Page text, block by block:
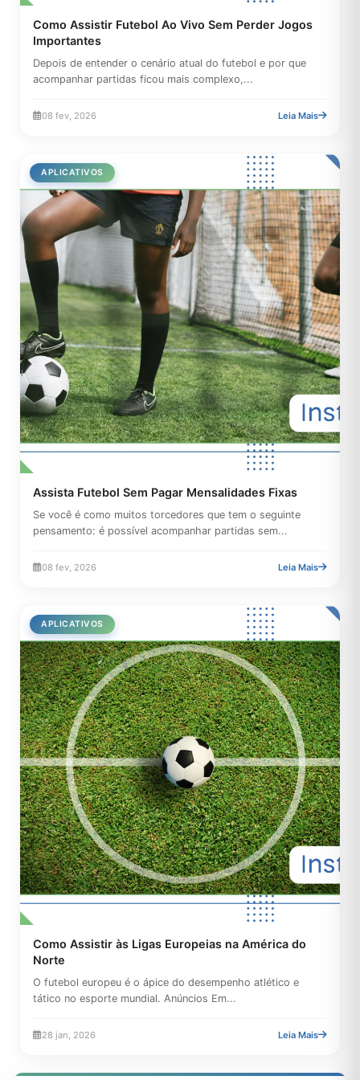
Como Assistir Futebol Ao Vivo Sem Perder Jogos
Importantes
Depois de entender o cenário atual do futebol e por que
acompanhar partidas ficou mais complexo,...
08 fev, 2026 Leia Mais
APLICATIVOS
Assista Futebol Sem Pagar Mensalidades Fixas
Se você é como muitos torcedores que tem o seguinte
pensamento: é possível acompanhar partidas sem...
08 fev, 2026 Leia Mais
APLICATIVOS
Como Assistir às Ligas Europeias na América do
Norte
O futebol europeu é o ápice do desempenho atlético e
tático no esporte mundial. Anúncios Em...
28 jan, 2026 Leia Mais